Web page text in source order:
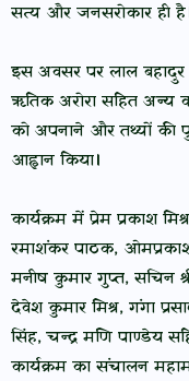
सत्य और जनसरोकार ही
इस अवसर पर लाल
ऋतिक अरोरा सहित अन्य
को अपनाने और तथ्यों की
आह्वान किया।
कार्यक्रम में प्रेम प्रकाश
रमाशंकर पाठक,
मनीष कुमार गुप्त, सचिन
देवेश कुमार मिश्र, गंगा
सिंह, चन्द्र मणि पाण्डेय
कार्यक्रम का संचालन